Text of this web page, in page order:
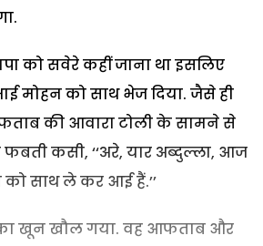
को सवेरे कहीं जाना था इसलिए
मोहन को साथ भेज दिया. जैसे ही
की आवारा टोली के सामने से
कसी, ‘‘अरे, यार अब्दुल्ला, आज
साथ ले कर आई हैं.’’
खून खौल गया. वह आफताब और